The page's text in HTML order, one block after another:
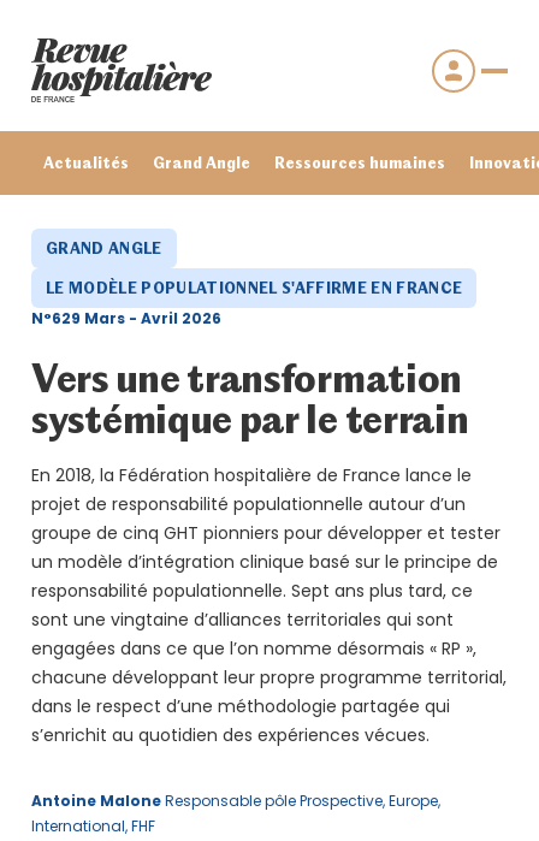
Actualités Grand Angle Ressources humaines
Se connecter
Mot de passe oublié ?
GRAND ANGLE
LE MODÈLE POPULATIONNEL S'AFFIRME EN FRANCE
N°629 Mars - Avril 2026
Vers une transformation
systémique par le terrain
En 2018, la Fédération hospitalière de France lance le
projet de responsabilité populationnelle autour d’un
groupe de cinq GHT pionniers pour développer et tester
un modèle d’intégration clinique basé sur le principe de
responsabilité populationnelle. Sept ans plus tard, ce
sont une vingtaine d’alliances territoriales qui sont
engagées dans ce que l’on nomme désormais « RP »,
chacune développant leur propre programme territorial,
dans le respect d’une méthodologie partagée qui
s’enrichit au quotidien des expériences vécues.
Antoine MaloneResponsable pôle Prospective, Europe,
International, FHF